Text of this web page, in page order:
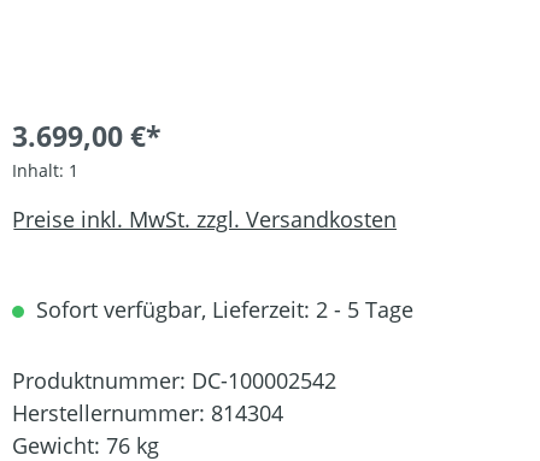
3.699,00 €*
Inhalt: 1
Preise inkl. MwSt. zzgl. Versandkosten
Sofort verfügbar, Lieferzeit: 2 - 5 Tage
Produktnummer: DC-100002542
Herstellernummer: 814304
Gewicht: 76 kg